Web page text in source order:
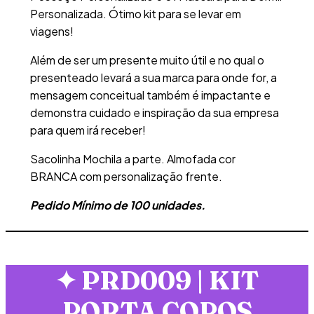
Personalizada. Ótimo kit para se levar em
viagens!
Além de ser um presente muito útil e no qual o
presenteado levará a sua marca para onde for, a
mensagem conceitual também é impactante e
demonstra cuidado e inspiração da sua empresa
para quem irá receber!
Sacolinha Mochila a parte. Almofada cor
BRANCA com personalização frente.
Pedido Mínimo de 100 unidades.
✦ PRD009 | KIT